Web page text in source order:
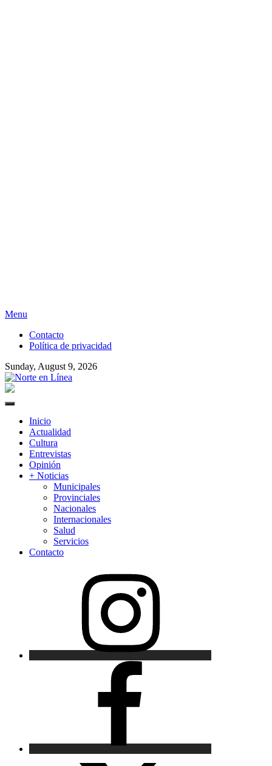
Skip
content
Menu
Contacto
Política de privacidad
Sunday, August 9, 2026
Primary
Inicio
Actualidad
Cultura
Entrevistas
Opinión
+ Noticias
Municipales
Provinciales
Nacionales
Internacionales
Salud
Servicios
Contacto